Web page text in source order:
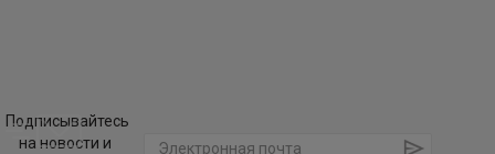
Подписывайтесь
на новости и